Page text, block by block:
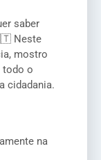
saber
Neste
mostro
todo o
cidadania.
na